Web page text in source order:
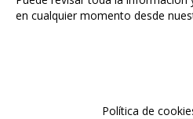
steampunk
en cualquier momento desde
Política de